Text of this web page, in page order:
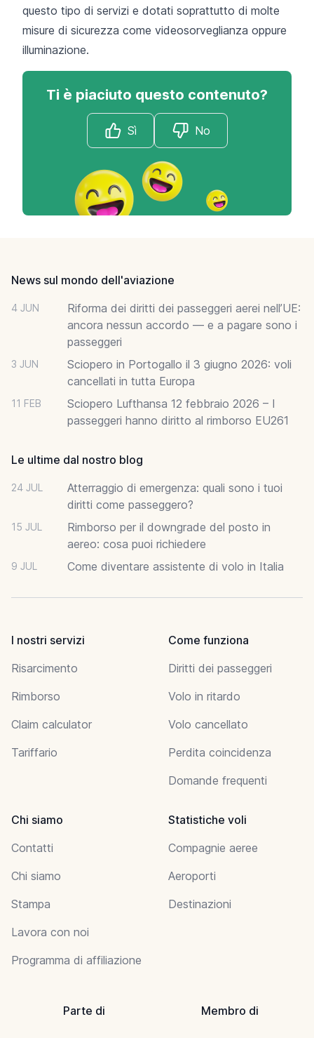
questo tipo di servizi e dotati soprattutto di molte
misure di sicurezza come videosorveglianza oppure
illuminazione.
Ti è piaciuto questo contenuto?
Sì No
News sul mondo dell'aviazione
4 JUN
Riforma dei diritti dei passeggeri aerei nell’UE:
ancora nessun accordo — e a pagare sono i
passeggeri
3 JUN
Sciopero in Portogallo il 3 giugno 2026: voli
cancellati in tutta Europa
11 FEB
Sciopero Lufthansa 12 febbraio 2026 – I
passeggeri hanno diritto al rimborso EU261
Le ultime dal nostro blog
24 JUL
Atterraggio di emergenza: quali sono i tuoi
diritti come passeggero?
15 JUL
Rimborso per il downgrade del posto in
aereo: cosa puoi richiedere
9 JUL Come diventare assistente di volo in Italia
I nostri servizi
Risarcimento
Rimborso
Claim calculator
Tariffario
Come funziona
Diritti dei passeggeri
Volo in ritardo
Volo cancellato
Perdita coincidenza
Domande frequenti
Chi siamo
Contatti
Chi siamo
Stampa
Lavora con noi
Programma di affiliazione
Statistiche voli
Compagnie aeree
Aeroporti
Destinazioni
Parte di Membro di